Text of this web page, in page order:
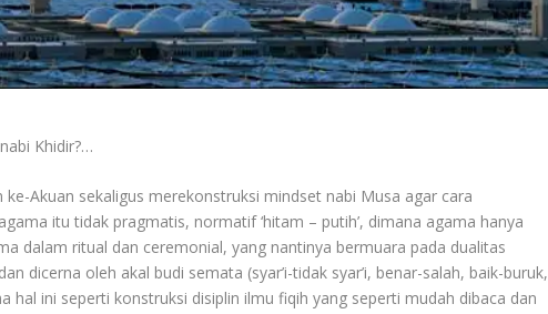
Khidir?…
Akuan sekaligus merekonstruksi mindset nabi Musa agar cara
itu tidak pragmatis, normatif ‘hitam – putih’, dimana agama hanya
dalam ritual dan ceremonial, yang nantinya bermuara pada dualitas
dicerna oleh akal budi semata (syar’i-tidak syar’i, benar-salah, baik-buruk,
hal ini seperti konstruksi disiplin ilmu fiqih yang seperti mudah dibaca dan